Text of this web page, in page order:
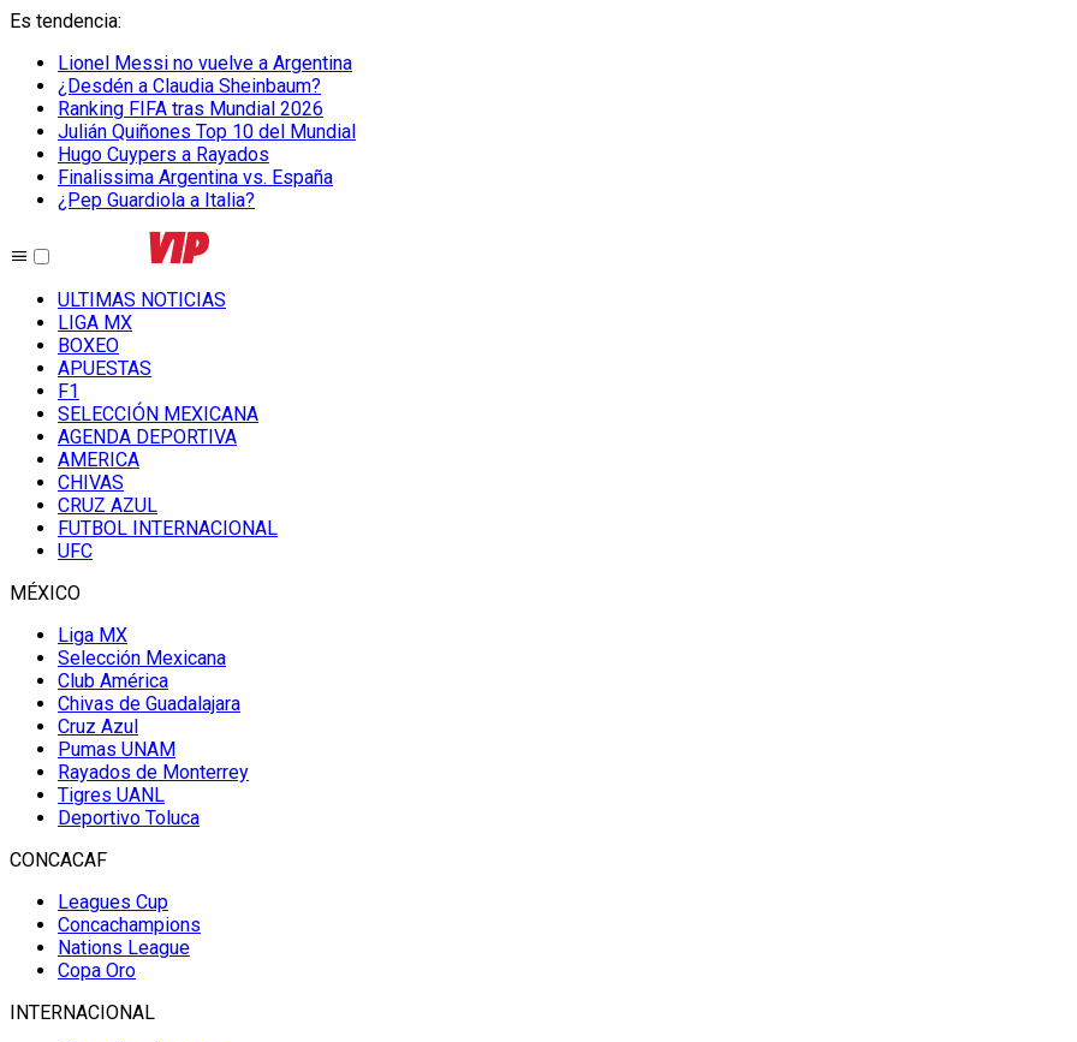
Es tendencia:
Lionel Messi no vuelve a Argentina
¿Desdén a Claudia Sheinbaum?
Ranking FIFA tras Mundial 2026
Julián Quiñones Top 10 del Mundial
Hugo Cuypers a Rayados
Finalissima Argentina vs. España
¿Pep Guardiola a Italia?
ULTIMAS NOTICIAS
LIGA MX
BOXEO
APUESTAS
F1
SELECCIÓN MEXICANA
AGENDA DEPORTIVA
AMERICA
CHIVAS
CRUZ AZUL
FUTBOL INTERNACIONAL
UFC
MÉXICO
Liga MX
Selección Mexicana
Club América
Chivas de Guadalajara
Cruz Azul
Pumas UNAM
Rayados de Monterrey
Tigres UANL
Deportivo Toluca
CONCACAF
Leagues Cup
Concachampions
Nations League
Copa Oro
INTERNACIONAL